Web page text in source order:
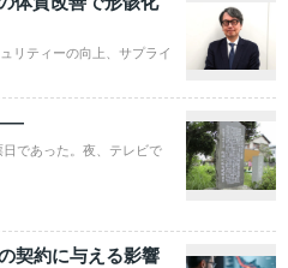
リティーの向上、サプライ
であった。夜、テレビで
契約に与える影響